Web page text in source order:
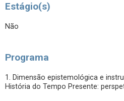
Estágio(s)
Não
Programa
1. Dimensão epistemológica e
História do Tempo Presente: